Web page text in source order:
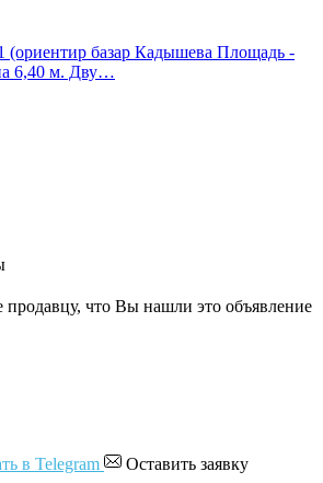
(ориентир базар Кадышева Площадь -
6,40 м. Дву…
продавцу, что Вы нашли это объявление
в Telegram Оставить заявку